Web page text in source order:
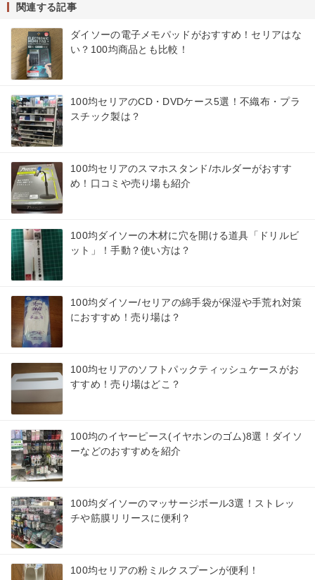
関連する記事
ダイソーの電子メモパッドがおすすめ！セリアはな
い？100均商品とも比較！
100均セリアのCD・DVDケース5選！不織布・プラ
スチック製は？
100均セリアのスマホスタンド/ホルダーがおすす
め！口コミや売り場も紹介
100均ダイソーの木材に穴を開ける道具「ドリルビ
ット」！手動？使い方は？
100均ダイソー/セリアの綿手袋が保湿や手荒れ対策
におすすめ！売り場は？
100均セリアのソフトパックティッシュケースがお
すすめ！売り場はどこ？
100均のイヤーピース(イヤホンのゴム)8選！ダイソ
ーなどのおすすめを紹介
100均ダイソーのマッサージボール3選！ストレッ
チや筋膜リリースに便利？
100均セリアの粉ミルクスプーンが便利！